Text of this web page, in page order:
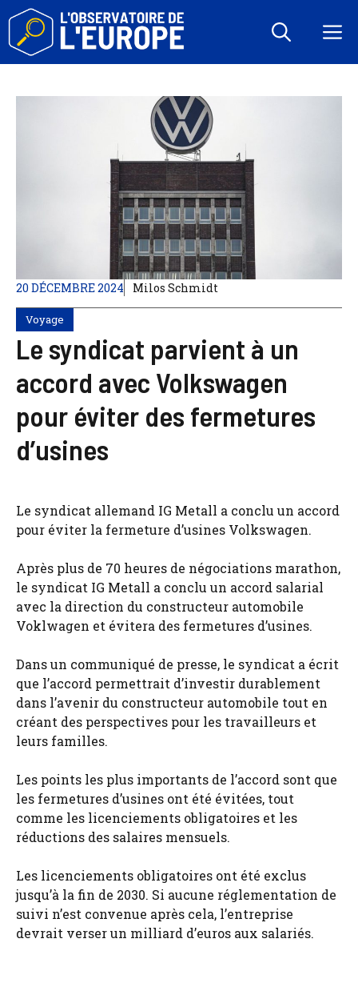
Aller
contenu
20 DÉCEMBRE 2024 Milos Schmidt
Voyage
Le syndicat parvient à un
accord avec Volkswagen
pour éviter des fermetures
d’usines
Le syndicat allemand IG Metall a conclu un accord
pour éviter la fermeture d’usines Volkswagen.
Après plus de 70 heures de négociations marathon,
le syndicat IG Metall a conclu un accord salarial
avec la direction du constructeur automobile
Voklwagen et évitera des fermetures d’usines.
Dans un communiqué de presse, le syndicat a écrit
que l’accord permettrait d’investir durablement
dans l’avenir du constructeur automobile tout en
créant des perspectives pour les travailleurs et
leurs familles.
Les points les plus importants de l’accord sont que
les fermetures d’usines ont été évitées, tout
comme les licenciements obligatoires et les
réductions des salaires mensuels.
Les licenciements obligatoires ont été exclus
jusqu’à la fin de 2030. Si aucune réglementation de
suivi n’est convenue après cela, l’entreprise
devrait verser un milliard d’euros aux salariés.